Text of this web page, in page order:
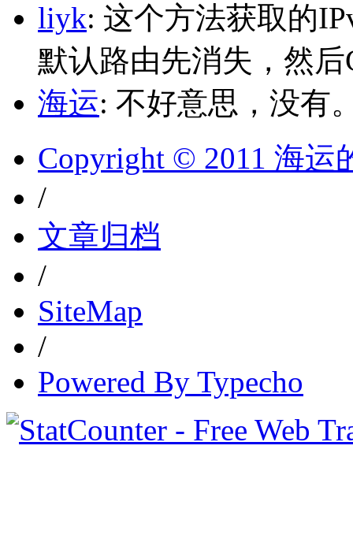
liyk: 这个方法获取的
默认路由先消失，然
海运: 不好意思，没有
Copyright © 2011 海运
/
文章归档
/
SiteMap
/
Powered By Typecho